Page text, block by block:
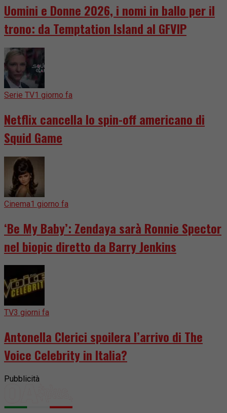
Uomini e Donne 2026, i nomi in ballo per il
trono: da Temptation Island al GFVIP
Serie TV1 giorno fa
Netflix cancella lo spin-off americano di
Squid Game
Cinema1 giorno fa
‘Be My Baby’: Zendaya sarà Ronnie Spector
nel biopic diretto da Barry Jenkins
TV3 giorni fa
Antonella Clerici spoilera l’arrivo di The
Voice Celebrity in Italia?
Pubblicità